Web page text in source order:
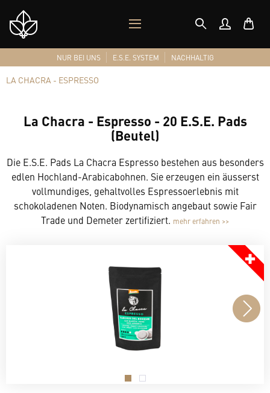
Shop
Logo
MOBILES
MENÜ
NUR BEI UNS E.S.E. SYSTEM NACHHALTIG
LA CHACRA - ESPRESSO
La Chacra - Espresso - 20 E.S.E. Pads
(Beutel)
Die E.S.E. Pads La Chacra Espresso bestehen aus besonders
edlen Hochland-Arabicabohnen. Sie erzeugen ein äusserst
vollmundiges, gehaltvolles Espressoerlebnis mit
schokoladenen Noten. Biodynamisch angebaut sowie Fair
Trade und Demeter zertifiziert. mehr erfahren >>
. .